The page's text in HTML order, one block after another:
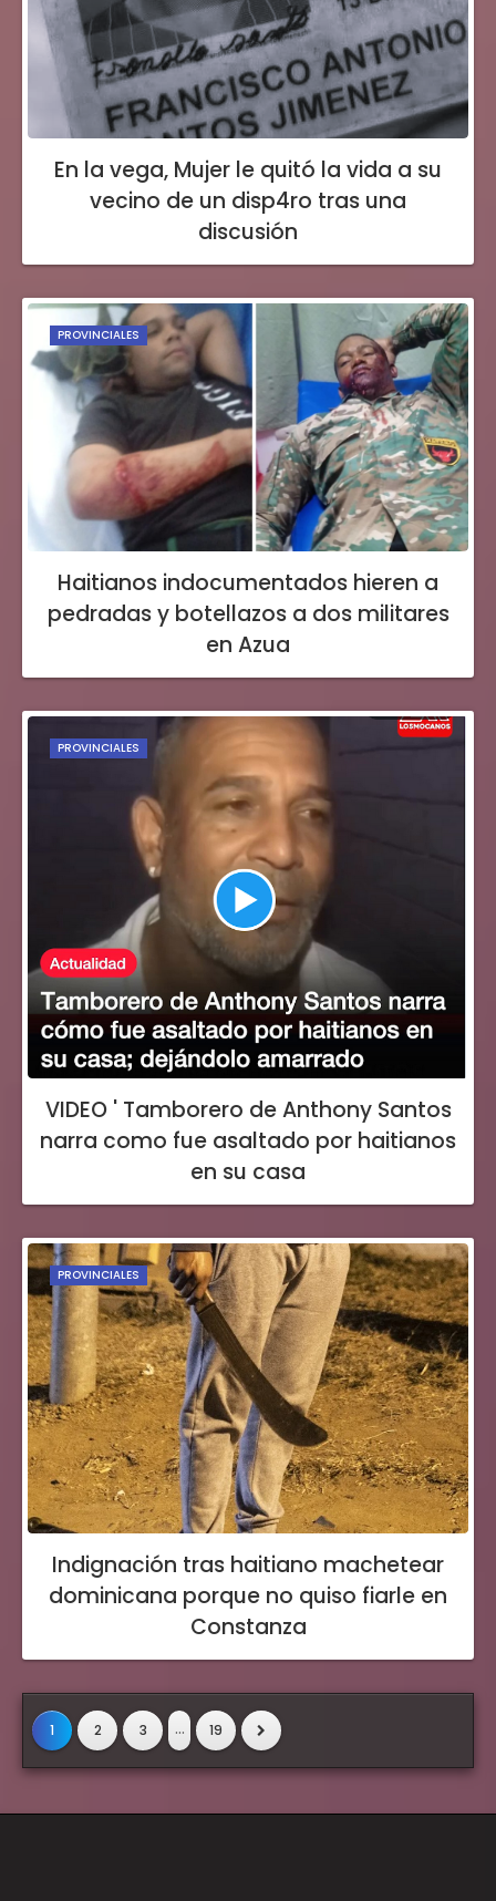
En la vega, Mujer le quitó la vida a su
vecino de un disp4ro tras una
discusión
PROVINCIALES
Haitianos indocumentados hieren a
pedradas y botellazos a dos militares
en Azua
PROVINCIALES
VIDEO ' Tamborero de Anthony Santos
narra como fue asaltado por haitianos
en su casa
PROVINCIALES
Indignación tras haitiano machetear
dominicana porque no quiso fiarle en
Constanza
1 2 3 ... 19